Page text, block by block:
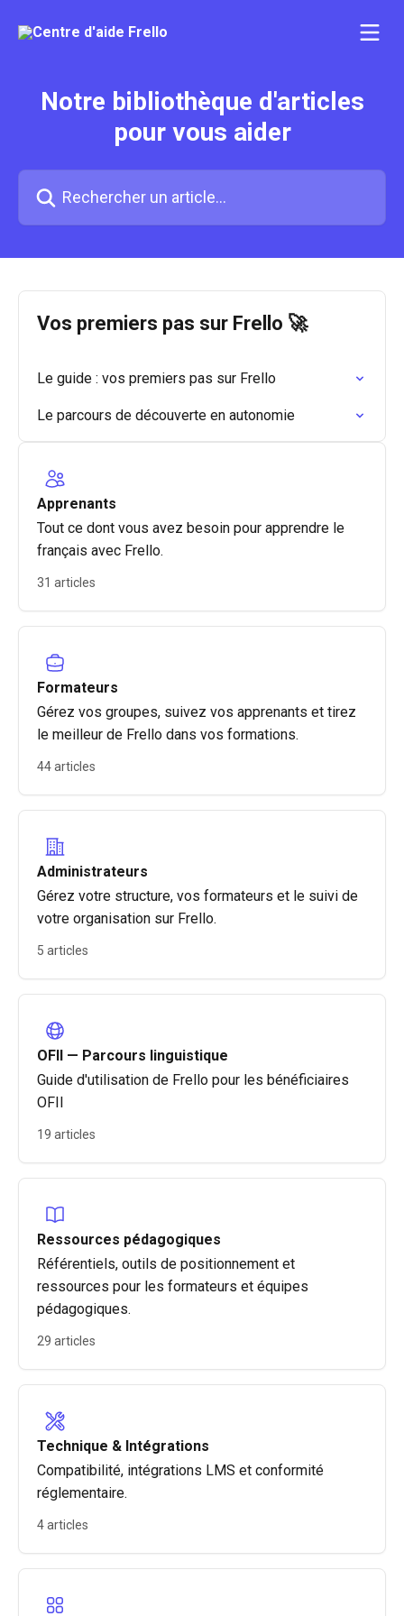
Notre bibliothèque d'articles
pour vous aider
Vos premiers pas sur Frello 🚀
Le guide : vos premiers pas sur Frello
Le parcours de découverte en autonomie
Apprenants
Tout ce dont vous avez besoin pour apprendre le
français avec Frello.
31 articles
Formateurs
Gérez vos groupes, suivez vos apprenants et tirez
le meilleur de Frello dans vos formations.
44 articles
Administrateurs
Gérez votre structure, vos formateurs et le suivi de
votre organisation sur Frello.
5 articles
OFII — Parcours linguistique
Guide d'utilisation de Frello pour les bénéficiaires
OFII
19 articles
Ressources pédagogiques
Référentiels, outils de positionnement et
ressources pour les formateurs et équipes
pédagogiques.
29 articles
Technique & Intégrations
Compatibilité, intégrations LMS et conformité
réglementaire.
4 articles